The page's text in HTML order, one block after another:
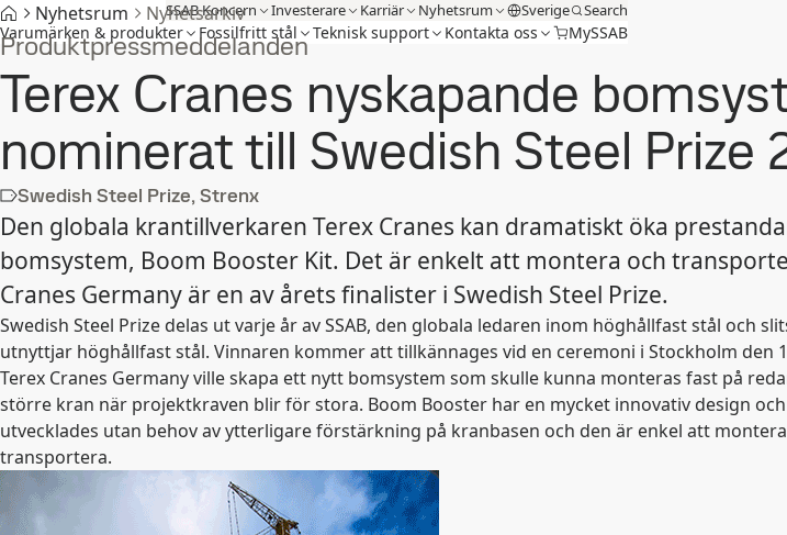
SSAB Koncern Investerare Karriär Nyhetsrum Sverige Search
Varumärken & produkter Fossilfritt stål Teknisk support Kontakta oss MySSAB
Nyhetsrum Nyhetsarkiv
Produktpressmeddelanden
Terex Cranes nyskapande
nominerat till Swedish Steel Prize
Swedish Steel Prize, Strenx
Den globala krantillverkaren Terex Cranes kan dramatiskt öka
bomsystem, Boom Booster Kit. Det är enkelt att montera och
Cranes Germany är en av årets finalister i Swedish Steel Prize.
Swedish Steel Prize delas ut varje år av SSAB, den globala ledaren inom höghållfast stål
utnyttjar höghållfast stål. Vinnaren kommer att tillkännages vid en ceremoni i Stockholm den
Terex Cranes Germany ville skapa ett nytt bomsystem som skulle kunna monteras fast på
större kran när projektkraven blir för stora. Boom Booster har en mycket innovativ design
utvecklades utan behov av ytterligare förstärkning på kranbasen och den är enkel att
transportera.